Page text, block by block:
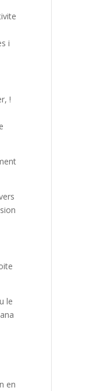
i
!
le
en